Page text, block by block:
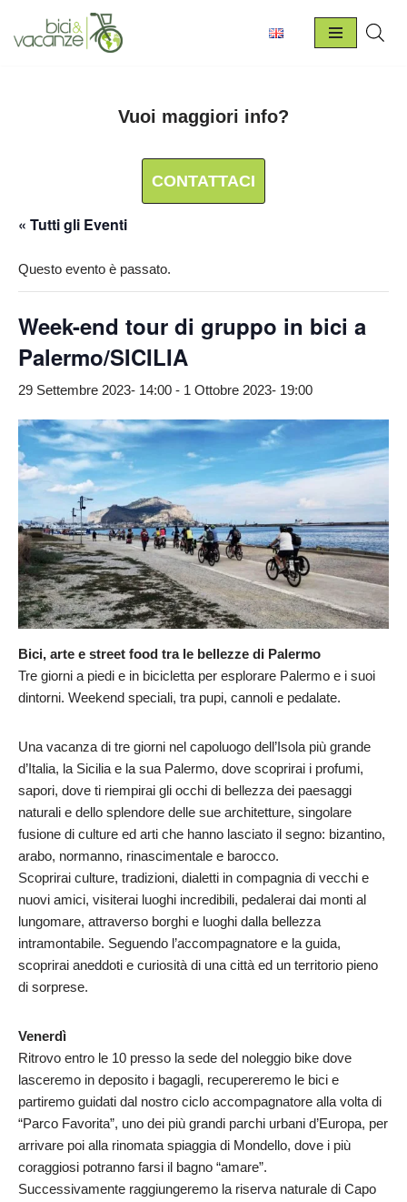
Vai
Vuoi maggiori info?
CONTATTACI
« Tutti gli Eventi
Questo evento è passato.
Week-end tour di gruppo in bici a
Palermo/SICILIA
29 Settembre 2023- 14:00 - 1 Ottobre 2023- 19:00
Bici, arte e street food tra le bellezze di Palermo
Tre giorni a piedi e in bicicletta per esplorare Palermo e i suoi
dintorni. Weekend speciali, tra pupi, cannoli e pedalate.
Una vacanza di tre giorni nel capoluogo dell’Isola più grande
d’Italia, la Sicilia e la sua Palermo, dove scoprirai i profumi,
sapori, dove ti riempirai gli occhi di bellezza dei paesaggi
naturali e dello splendore delle sue architetture, singolare
fusione di culture ed arti che hanno lasciato il segno: bizantino,
arabo, normanno, rinascimentale e barocco.
Scoprirai culture, tradizioni, dialetti in compagnia di vecchi e
nuovi amici, visiterai luoghi incredibili, pedalerai dai monti al
lungomare, attraverso borghi e luoghi dalla bellezza
intramontabile. Seguendo l’accompagnatore e la guida,
scoprirai aneddoti e curiosità di una città ed un territorio pieno
di sorprese.
Venerdì
Ritrovo entro le 10 presso la sede del noleggio bike dove
lasceremo in deposito i bagagli, recupereremo le bici e
partiremo guidati dal nostro ciclo accompagnatore alla volta di
“Parco Favorita”, uno dei più grandi parchi urbani d’Europa, per
arrivare poi alla rinomata spiaggia di Mondello, dove i più
coraggiosi potranno farsi il bagno “amare”.
Successivamente raggiungeremo la riserva naturale di Capo